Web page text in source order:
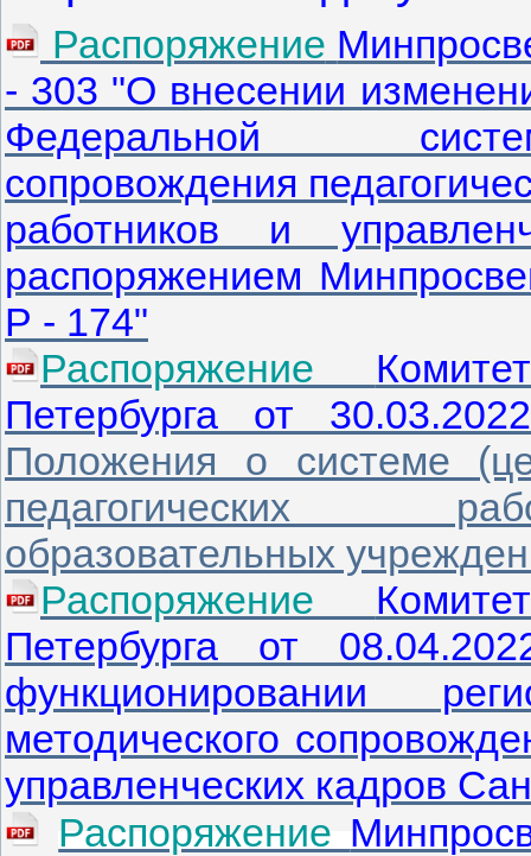
Распоряжение
- 303 "О внесении
Федеральной
сопровождения
работников и
распоряжением
Р - 174"
Распоряжение
Петербурга от
Положения о системе
педагогических
образовательных
Распоряжение
Петербурга от
функционировании
методического
управленческих кадров
Распоряжение